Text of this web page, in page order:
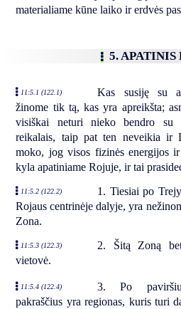
materialiame kūne laiko ir erdvės
5. APATINIS
11:5.1 (122.1)
Kas susiję su
žinome tik tą, kas yra apreikšta;
visiškai neturi nieko bendro su
reikalais, taip pat ten neveikia ir
moko, jog visos fizinės energijos
kyla apatiniame Rojuje, ir tai
11:5.2 (122.2)
1. Tiesiai po
Rojaus centrinėje dalyje, yra
Zona.
11:5.3 (122.3)
2. Šitą Zoną
vietovė.
11:5.4 (122.4)
3. Po
pakraščius yra regionas, kuris turi